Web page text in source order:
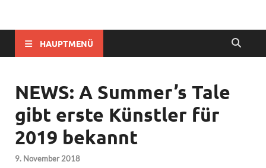
bleistiftrocker.de
HAUPTMENÜ
NEWS: A Summer’s Tale
gibt erste Künstler für
2019 bekannt
9. November 2018